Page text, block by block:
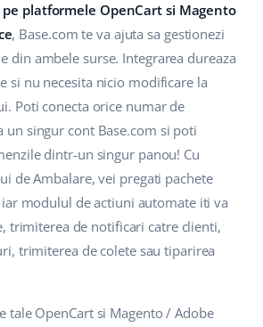
de lucru
pe platformele OpenCart si Magento
, Base.com te va ajuta sa gestionezi
din ambele surse. Integrarea dureaza
si nu necesita nicio modificare la
Poti conecta orice numar de
un singur cont Base.com si poti
dintr-un singur panou! Cu
de Ambalare, vei pregati pachete
modulul de actiuni automate iti va
trimiterea de notificari catre clienti,
trimiterea de colete sau tiparirea
tale OpenCart si Magento / Adobe